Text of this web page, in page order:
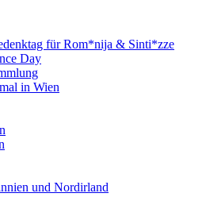
für Rom*nija & Sinti*zze
Day
in Wien
und Nordirland